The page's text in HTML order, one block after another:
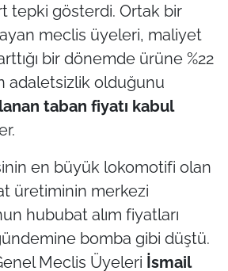
tepki gösterdi. Ortak bir
meclis üyeleri, maliyet
bir dönemde ürüne %22
adaletsizlik olduğunu
taban fiyatı kabul
en büyük lokomotifi olan
üretiminin merkezi
hububat alım fiyatları
bomba gibi düştü.
Meclis Üyeleri İsmail